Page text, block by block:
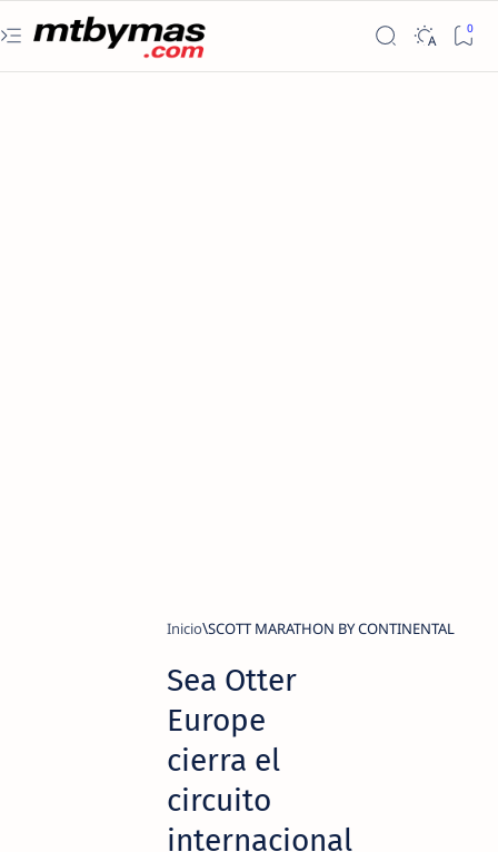
Inicio SCOTT MARATHON BY CONTINENTAL
Sea Otter
Europe
cierra el
circuito
internacional